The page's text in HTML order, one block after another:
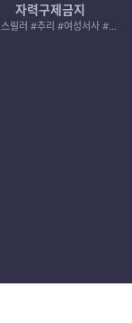
자력구제금지
#로맨스릴러 #추리 #여성서사 #사적제재